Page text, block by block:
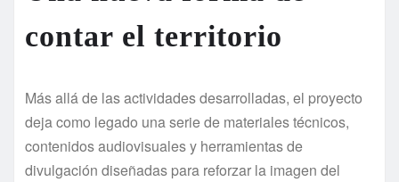
contar el territorio
Más allá de las actividades desarrolladas, el proyecto
deja como legado una serie de materiales técnicos,
contenidos audiovisuales y herramientas de
divulgación diseñadas para reforzar la imagen del